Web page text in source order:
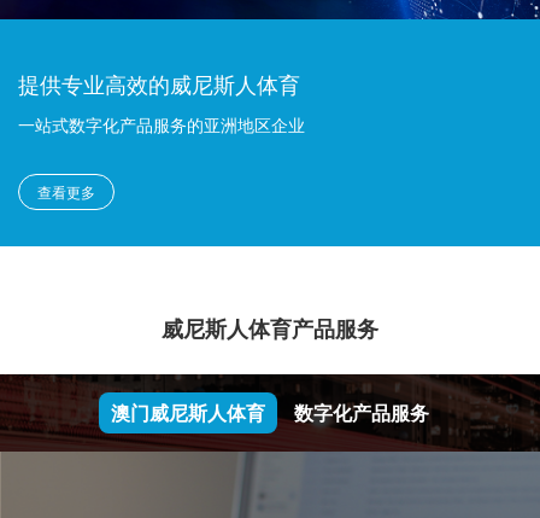
提供专业高效的威尼斯人体育
一站式数字化产品服务的亚洲地区企业
查看更多
威尼斯人体育产品服务
澳门威尼斯人体育 数字化产品服务